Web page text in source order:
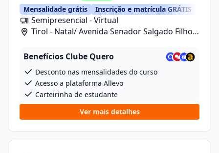
Mensalidade grátis Inscrição e matrícula GRÁTIS
Semipresencial - Virtual
Tirol - Natal/ Avenida Senador Salgado Filho,
Benefícios Clube Quero
Desconto nas mensalidades do curso
Acesso a plataforma Allevo
Carteirinha de estudante
Ver mais detalhes